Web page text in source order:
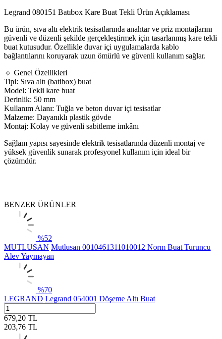
Legrand 080151 Batıbox Kare Buat Tekli Ürün Açıklaması
Bu ürün, sıva altı elektrik tesisatlarında anahtar ve priz montajlarını
güvenli ve düzenli şekilde gerçekleştirmek için tasarlanmış kare tekli
buat kutusudur. Özellikle duvar içi uygulamalarda kablo
bağlantılarını koruyarak uzun ömürlü ve güvenli kullanım sağlar.
🔹 Genel Özellikleri
Tipi: Sıva altı (batibox) buat
Model: Tekli kare buat
Derinlik: 50 mm
Kullanım Alanı: Tuğla ve beton duvar içi tesisatlar
Malzeme: Dayanıklı plastik gövde
Montaj: Kolay ve güvenli sabitleme imkânı
Sağlam yapısı sayesinde elektrik tesisatlarında düzenli montaj ve
yüksek güvenlik sunarak profesyonel kullanım için ideal bir
çözümdür.
BENZER ÜRÜNLER
%52
MUTLUSAN Mutlusan 0010461311010012 Norm Buat Turuncu
Alev Yaymayan
%70
LEGRAND Legrand 054001 Döşeme Altı Buat
679,20 TL
203,76 TL